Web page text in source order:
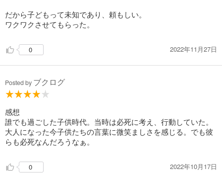
だから子どもって未知であり、頼もしい。
ワクワクさせてもらった。
0 2022年11月27日
Posted by ブクログ
感想
誰でも過ごした子供時代。当時は必死に考え、行動していた。
大人になった今子供たちの言葉に微笑ましさを感じる。でも彼
らも必死なんだろうなぁ。
0 2022年10月17日